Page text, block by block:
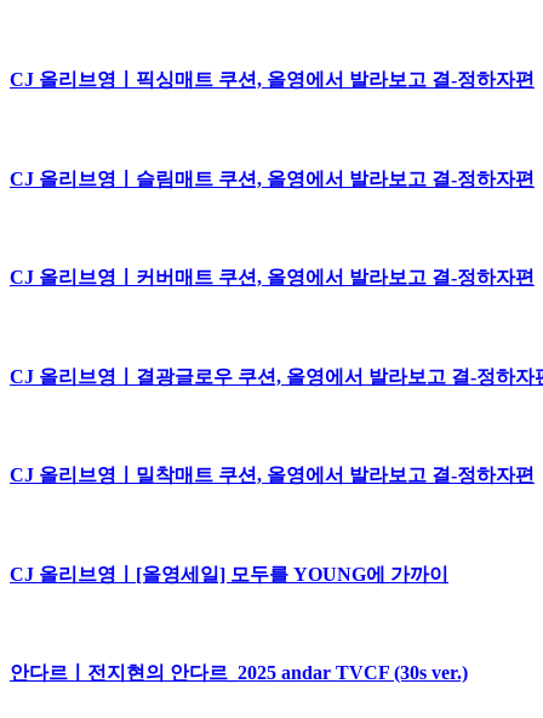
CJ 올리브영ㅣ픽싱매트 쿠션, 올영에서 발라보고 결-정하자편
CJ 올리브영ㅣ슬림매트 쿠션, 올영에서 발라보고 결-정하자편
CJ 올리브영ㅣ커버매트 쿠션, 올영에서 발라보고 결-정하자편
CJ 올리브영ㅣ결광글로우 쿠션, 올영에서 발라보고 결-정하자
CJ 올리브영ㅣ밀착매트 쿠션, 올영에서 발라보고 결-정하자편
CJ 올리브영ㅣ[올영세일] 모두를 YOUNG에 가까이
안다르ㅣ전지현의 안다르_2025 andar TVCF (30s ver.)